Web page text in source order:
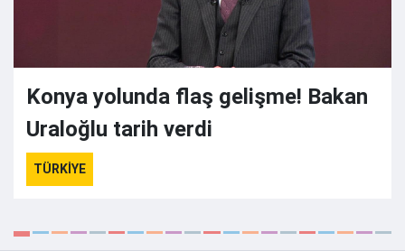
Konya yolunda flaş gelişme! Bakan
Uraloğlu tarih verdi
TÜRKİYE